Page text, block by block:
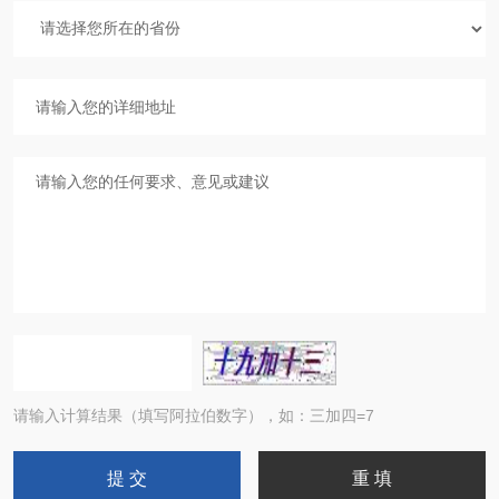
请输入计算结果（填写阿拉伯数字），如：三加四=7